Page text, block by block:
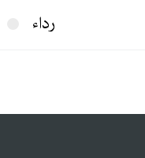
رداء